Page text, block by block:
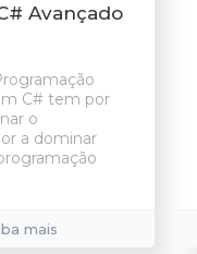
Avançado
C# tem por
o
a dominar
mais